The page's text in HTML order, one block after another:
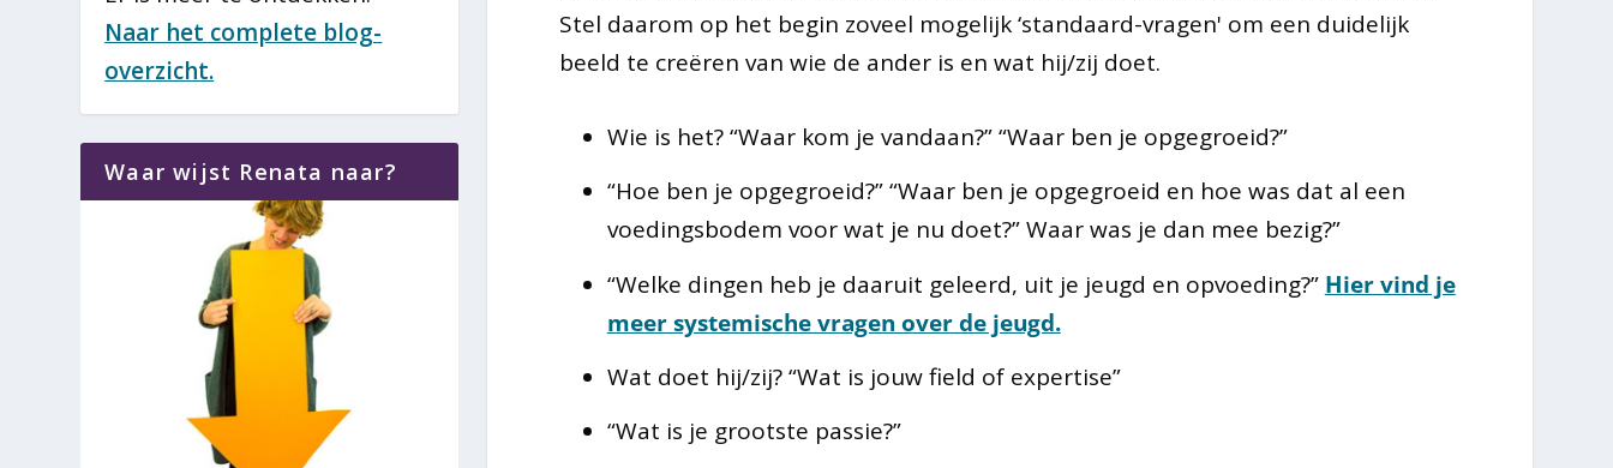
Stel daarom op het begin zoveel mogelijk ‘standaard-vragen' om een duidelijk
beeld te creëren van wie de ander is en wat hij/zij doet.
Wie is het? “Waar kom je vandaan?” “Waar ben je opgegroeid?”
“Hoe ben je opgegroeid?” “Waar ben je opgegroeid en hoe was dat al een
voedingsbodem voor wat je nu doet?” Waar was je dan mee bezig?”
“Welke dingen heb je daaruit geleerd, uit je jeugd en opvoeding?” Hier vind je
meer systemische vragen over de jeugd.
Wat doet hij/zij? “Wat is jouw field of expertise”
“Wat is je grootste passie?”
Naar het complete blog-
overzicht.
Waar wijst Renata naar?